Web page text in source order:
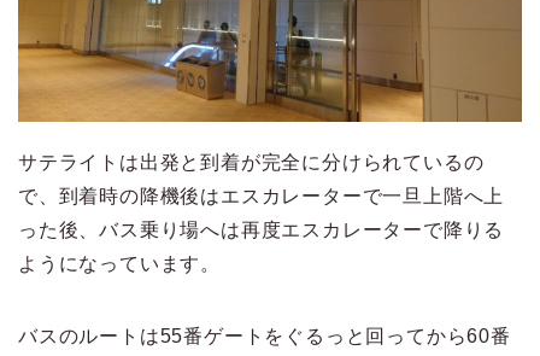
サテライトは出発と到着が完全に分けられているの
で、到着時の降機後はエスカレーターで一旦上階へ上
った後、バス乗り場へは再度エスカレーターで降りる
ようになっています。
バスのルートは55番ゲートをぐるっと回ってから60番